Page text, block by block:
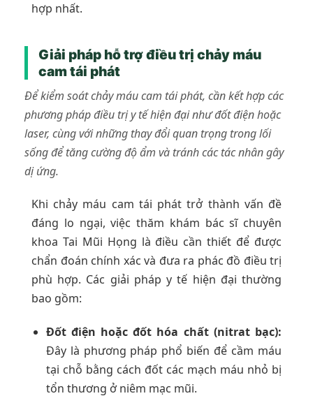
hợp nhất.
Giải pháp hỗ trợ điều trị chảy máu
cam tái phát
Để kiểm soát chảy máu cam tái phát, cần kết hợp các
phương pháp điều trị y tế hiện đại như đốt điện hoặc
laser, cùng với những thay đổi quan trọng trong lối
sống để tăng cường độ ẩm và tránh các tác nhân gây
dị ứng.
Khi chảy máu cam tái phát trở thành vấn đề
đáng lo ngại, việc thăm khám bác sĩ chuyên
khoa Tai Mũi Họng là điều cần thiết để được
chẩn đoán chính xác và đưa ra phác đồ điều trị
phù hợp. Các giải pháp y tế hiện đại thường
bao gồm:
Đốt điện hoặc đốt hóa chất (nitrat bạc):
Đây là phương pháp phổ biến để cầm máu
tại chỗ bằng cách đốt các mạch máu nhỏ bị
tổn thương ở niêm mạc mũi.